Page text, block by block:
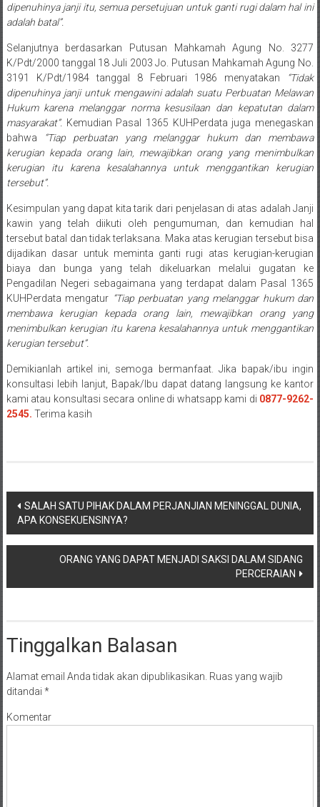
Kota
Padang/
Sumatera
Barat/
Pariaman/
Bukittinggi/
Padang
panjang/
Kayutanam/
Baso/
Payakumbung/
pati/
Sarilamak/
Hulu
air/
Pasaman/
Kapur
IX/
Pangkalan/
Riau/
Pekanbaru/
Bangkinang/
Duri/
Dumai
NTT/
Balik
papan/
Timur/
Samarinda/Jawa
Barat/
jawa
Timur/
Terdekat
dipenuhinya janji itu, semua persetujuan untuk ganti rugi dalam hal ini
adalah batal”.
Selanjutnya berdasarkan Putusan Mahkamah Agung No. 3277
K/Pdt/2000 tanggal 18 Juli 2003 Jo. Putusan Mahkamah Agung No.
3191 K/Pdt/1984 tanggal 8 Februari 1986 menyatakan
“Tidak
dipenuhinya janji untuk mengawini adalah suatu Perbuatan Melawan
Hukum karena melanggar norma kesusilaan dan kepatutan dalam
masyarakat”. Kemudian Pasal 1365 KUHPerdata juga menegaskan
bahwa “Tiap perbuatan yang melanggar hukum dan membawa
kerugian kepada orang lain, mewajibkan orang yang menimbulkan
kerugian itu karena kesalahannya untuk menggantikan kerugian
tersebut”.
Kesimpulan yang dapat kita tarik dari penjelasan di atas adalah Janji
kawin yang telah diikuti oleh pengumuman, dan kemudian hal
tersebut batal dan tidak terlaksana. Maka atas kerugian tersebut bisa
dijadikan dasar untuk meminta ganti rugi atas kerugian-kerugian
biaya dan bunga yang telah dikeluarkan melalui gugatan ke
Pengadilan Negeri sebagaimana yang terdapat dalam Pasal 1365
KUHPerdata mengatur “Tiap perbuatan yang melanggar hukum dan
membawa kerugian kepada orang lain, mewajibkan orang yang
menimbulkan kerugian itu karena kesalahannya untuk menggantikan
kerugian tersebut”.
Demikianlah artikel ini, semoga bermanfaat. Jika bapak/ibu ingin
konsultasi lebih lanjut, Bapak/Ibu dapat datang langsung ke kantor
kami atau konsultasi secara online di whatsapp kami di 0877-9262-
2545. Terima kasih
Navigasi
pos
SALAH SATU PIHAK DALAM PERJANJIAN MENINGGAL DUNIA,
APA KONSEKUENSINYA?
ORANG YANG DAPAT MENJADI SAKSI DALAM SIDANG
PERCERAIAN
Tinggalkan Balasan
Alamat email Anda tidak akan dipublikasikan. Ruas yang wajib
ditandai *
Komentar